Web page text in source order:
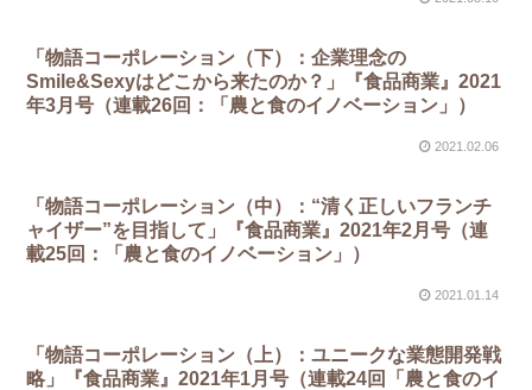
「物語コーポレーション（下）：企業理念の
Smile&Sexyはどこから来たのか？」『食品商業』2021
年3月号（連載26回：「農と食のイノベーション」）
2021.02.06
「物語コーポレーション（中）：“清く正しいフランチ
ャイザー”を目指して」『食品商業』2021年2月号（連
載25回：「農と食のイノベーション」）
2021.01.14
「物語コーポレーション（上）：ユニークな業態開発戦
略」『食品商業』2021年1月号（連載24回「農と食のイ